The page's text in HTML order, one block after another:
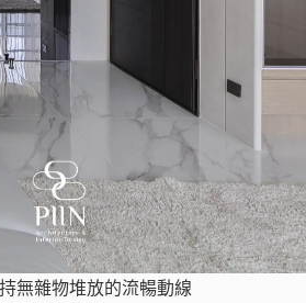
無雜物堆放的流暢動線